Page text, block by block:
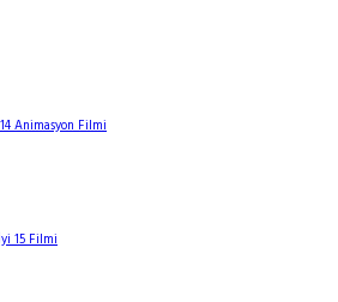
Animasyon Filmi
15 Filmi